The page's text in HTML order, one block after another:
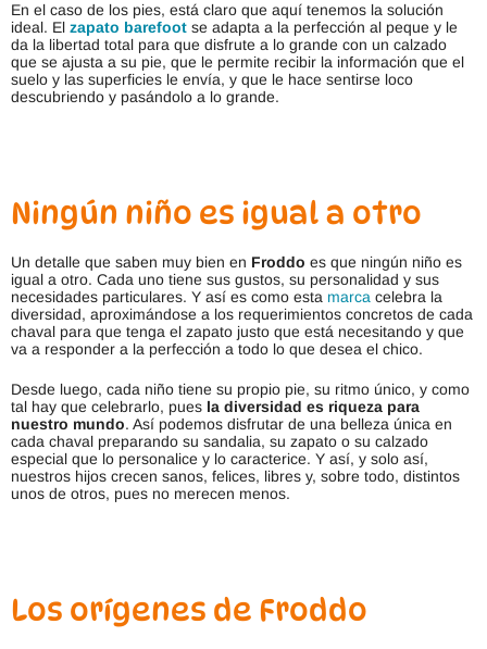
En el caso de los pies, está claro que aquí tenemos la solución
ideal. El zapato barefoot se adapta a la perfección al peque y le
da la libertad total para que disfrute a lo grande con un calzado
que se ajusta a su pie, que le permite recibir la información que el
suelo y las superficies le envía, y que le hace sentirse loco
descubriendo y pasándolo a lo grande.
Ningún niño es igual a otro
Un detalle que saben muy bien en Froddo es que ningún niño es
igual a otro. Cada uno tiene sus gustos, su personalidad y sus
necesidades particulares. Y así es como esta marca celebra la
diversidad, aproximándose a los requerimientos concretos de cada
chaval para que tenga el zapato justo que está necesitando y que
va a responder a la perfección a todo lo que desea el chico.
Desde luego, cada niño tiene su propio pie, su ritmo único, y como
tal hay que celebrarlo, pues la diversidad es riqueza para
nuestro mundo. Así podemos disfrutar de una belleza única en
cada chaval preparando su sandalia, su zapato o su calzado
especial que lo personalice y lo caracterice. Y así, y solo así,
nuestros hijos crecen sanos, felices, libres y, sobre todo, distintos
unos de otros, pues no merecen menos.
Los orígenes de Froddo